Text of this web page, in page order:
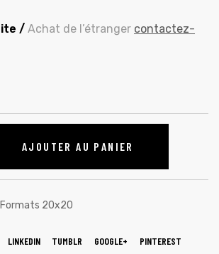
/ Achat de l’étranger contactez-
AJOUTER AU PANIER
Formats 20x20
LINKEDIN TUMBLR GOOGLE+
PINTEREST